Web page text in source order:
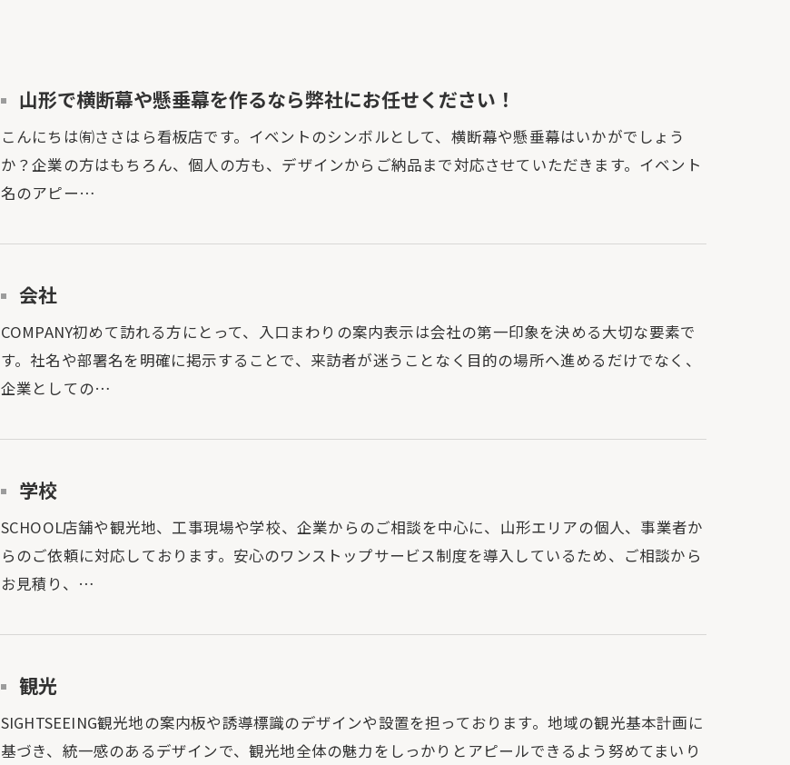
山形で横断幕や懸垂幕を作るなら弊社にお任せください！
こんにちは㈲ささはら看板店です。イベントのシンボルとして、横断幕や懸垂幕はいかがでしょう
か？企業の方はもちろん、個人の方も、デザインからご納品まで対応させていただきます。イベント
名のアピー…
会社
COMPANY初めて訪れる方にとって、入口まわりの案内表示は会社の第一印象を決める大切な要素で
す。社名や部署名を明確に掲示することで、来訪者が迷うことなく目的の場所へ進めるだけでなく、
企業としての…
学校
SCHOOL店舗や観光地、工事現場や学校、企業からのご相談を中心に、山形エリアの個人、事業者か
らのご依頼に対応しております。安心のワンストップサービス制度を導入しているため、ご相談から
お見積り、…
観光
SIGHTSEEING観光地の案内板や誘導標識のデザインや設置を担っております。地域の観光基本計画に
基づき、統一感のあるデザインで、観光地全体の魅力をしっかりとアピールできるよう努めてまいり